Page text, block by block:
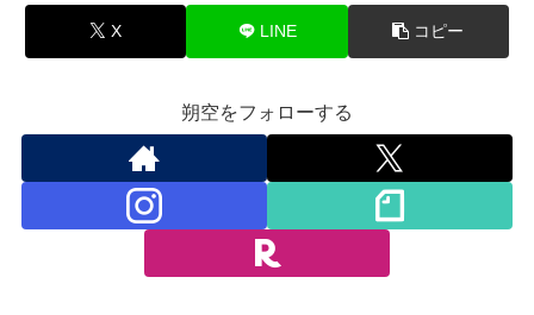
X LINE コピー
朔空をフォローする